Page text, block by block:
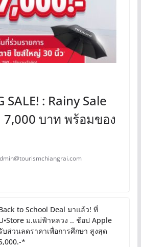
SALE! : Rainy Sale
บาท พร้อมของ
to School Deal มาแล้ว! ที่
ม.แม่ฟ้าหลวง .. ช้อป Apple
บส่วนลดราคาเพื่อการศึกษา สูงสุด
*